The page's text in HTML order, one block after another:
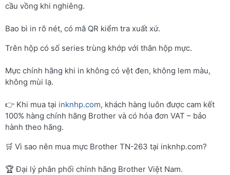
cầu vồng khi nghiêng.
Bao bì in rõ nét, có mã QR kiểm tra xuất xứ.
Trên hộp có số series trùng khớp với thân hộp mực.
Mực chính hãng khi in không có vệt đen, không lem màu,
không mùi lạ.
👉 Khi mua tại inknhp.com, khách hàng luôn được cam kết
100% hàng chính hãng Brother và có hóa đơn VAT – bảo
hành theo hãng.
🛒 Vì sao nên mua mực Brother TN-263 tại inknhp.com?
🏆 Đại lý phân phối chính hãng Brother Việt Nam.